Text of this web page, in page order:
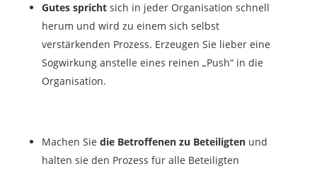
Gutes sprichtsich in jeder Organisation schnell
herum und wird zu einem sich selbst
verstärkenden Prozess. Erzeugen Sie lieber eine
Sogwirkung anstelle eines reinen „Push“ in die
Organisation.
Machen Sie die Betroffenen zu Beteiligtenund
halten sie den Prozess für alle Beteiligten